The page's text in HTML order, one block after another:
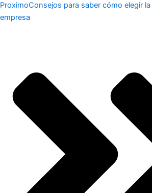
ProximoConsejos para saber cómo elegir
empresa